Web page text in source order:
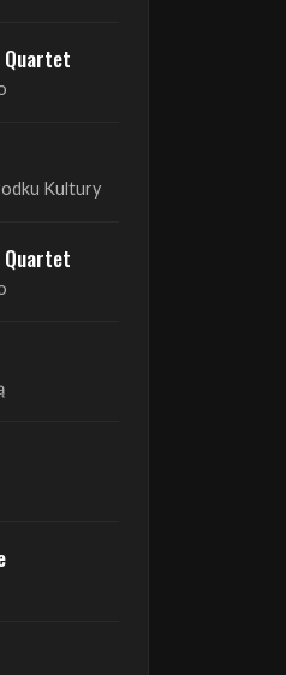
Quartet
Kultury
Quartet